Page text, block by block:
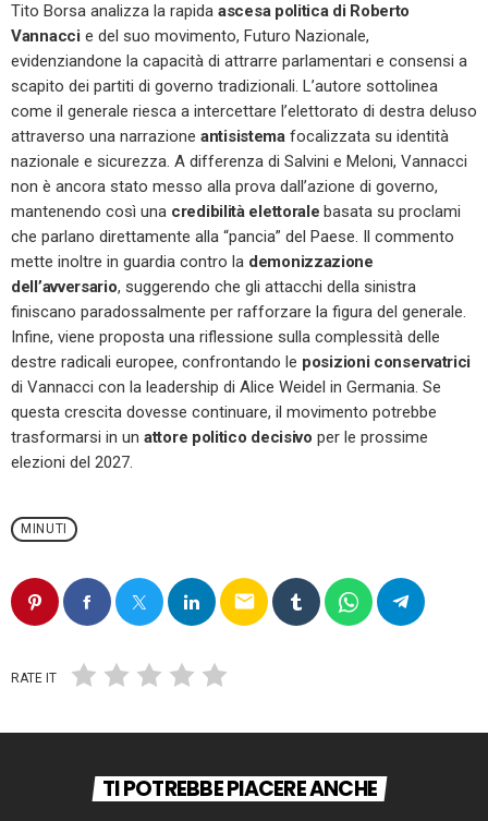
Tito Borsa analizza la rapida ascesa politica di Roberto
Vannacci e del suo movimento, Futuro Nazionale,
evidenziandone la capacità di attrarre parlamentari e consensi a
scapito dei partiti di governo tradizionali. L’autore sottolinea
come il generale riesca a intercettare l’elettorato di destra deluso
attraverso una narrazione antisistemafocalizzata su identità
nazionale e sicurezza. A differenza di Salvini e Meloni, Vannacci
non è ancora stato messo alla prova dall’azione di governo,
mantenendo così una credibilità elettorale basata su proclami
che parlano direttamente alla “pancia” del Paese. Il commento
mette inoltre in guardia contro la demonizzazione
dell’avversario, suggerendo che gli attacchi della sinistra
finiscano paradossalmente per rafforzare la figura del generale.
Infine, viene proposta una riflessione sulla complessità delle
destre radicali europee, confrontando le posizioni conservatrici
di Vannacci con la leadership di Alice Weidel in Germania. Se
questa crescita dovesse continuare, il movimento potrebbe
trasformarsi in un attore politico decisivo per le prossime
elezioni del 2027.
MINUTI
email
RATE IT
TI POTREBBE PIACERE ANCHE